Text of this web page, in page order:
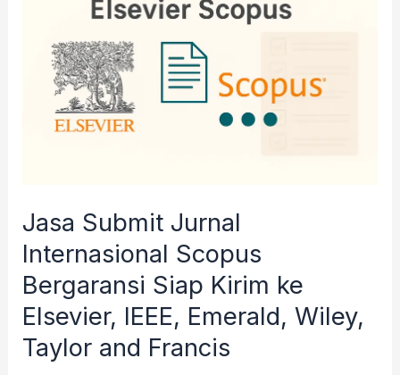
Jasa Submit Jurnal
Internasional Scopus
Bergaransi Siap Kirim ke
Elsevier, IEEE, Emerald, Wiley,
Taylor and Francis
Internasional
Scopus
Bergaransi
IEEE,
Emerald,
Wiley,
Taylor
and
Francis